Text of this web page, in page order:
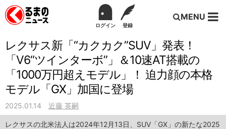
ログイン 登録
MENU
レクサス新「“カクカク”SUV」発表！
「V6“ツインターボ”」＆10速AT搭載の
「1000万円超えモデル」！ 迫力顔の本格
モデル「GX」加国に登場
2025.01.14 近藤 英嗣
レクサスの北米法人は2024年12月13日、SUV「GX」の新たな2025